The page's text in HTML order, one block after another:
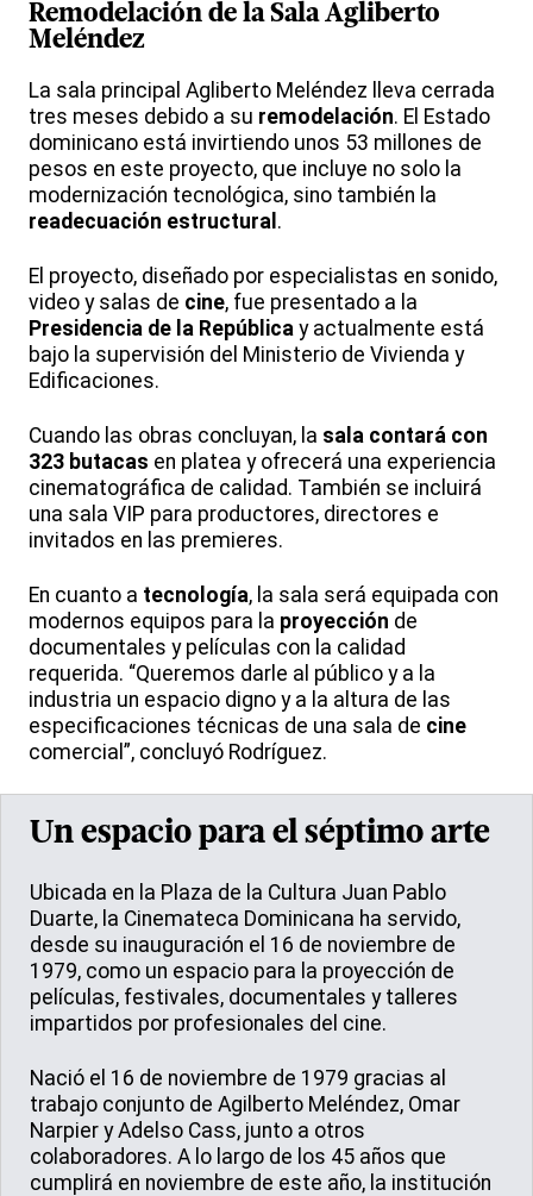
Remodelación de la Sala Agliberto
Meléndez
La sala principal Agliberto Meléndez lleva cerrada
tres meses debido a su remodelación. El Estado
dominicano está invirtiendo unos 53 millones de
pesos en este proyecto, que incluye no solo la
modernización tecnológica, sino también la
readecuación estructural .
El proyecto, diseñado por especialistas en sonido,
video y salas de cine, fue presentado a la
Presidencia de la República y actualmente está
bajo la supervisión del Ministerio de Vivienda y
Edificaciones.
Cuando las obras concluyan, la sala contará con
323 butacas en platea y ofrecerá una experiencia
cinematográfica de calidad. También se incluirá
una sala VIP para productores, directores e
invitados en las premieres.
En cuanto a tecnología, la sala será equipada con
modernos equipos para la proyección de
documentales y películas con la calidad
requerida. “Queremos darle al público y a la
industria un espacio digno y a la altura de las
especificaciones técnicas de una sala de cine
comercial”, concluyó Rodríguez.
Un espacio para el séptimo arte
Ubicada en la Plaza de la Cultura Juan Pablo
Duarte, la Cinemateca Dominicana ha servido,
desde su inauguración el 16 de noviembre de
1979, como un espacio para la proyección de
películas, festivales, documentales y talleres
impartidos por profesionales del cine.
Nació el 16 de noviembre de 1979 gracias al
trabajo conjunto de Agilberto Meléndez, Omar
Narpier y Adelso Cass, junto a otros
colaboradores. A lo largo de los 45 años que
cumplirá en noviembre de este año, la institución